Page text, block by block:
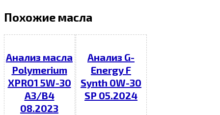
Похожие масла
Анализ масла
Polymerium
XPRO1 5W-30
A3/B4
08.2023
Анализ G-
Energy F
Synth 0W-30
SP 05.2024